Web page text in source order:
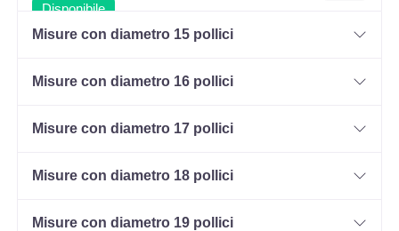
Disponibile
185/60 R14 82H M+S
Disponibile
Misure con diametro 15 pollici
Misure con diametro 16 pollici
Misure con diametro 17 pollici
Misure con diametro 18 pollici
Misure con diametro 19 pollici